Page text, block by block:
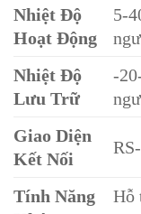
Nhiệt Độ
Hoạt Động
5-
Nhiệt Độ
Lưu Trữ
-
Giao Diện
Kết Nối
Tính Năng
Hỗ